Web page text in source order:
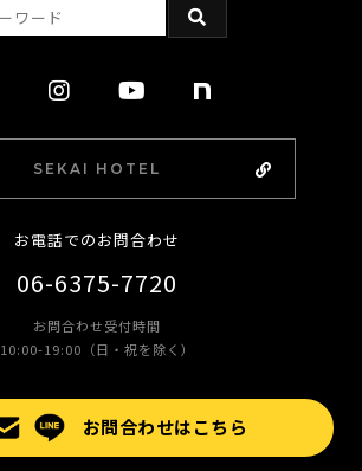
お問合わせはこちら
SEKAI HOTEL
お電話でのお問合わせ
06-6375-7720
お問合わせ受付時間
10:00-19:00（日・祝を除く）